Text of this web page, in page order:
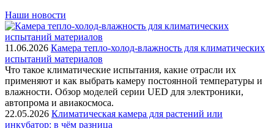
Наши новости
11.06.2026 Камера тепло-холод-влажность для климатических
испытаний материалов
Что такое климатические испытания, какие отрасли их
применяют и как выбрать камеру постоянной температуры и
влажности. Обзор моделей серии UED для электроники,
автопрома и авиакосмоса.
22.05.2026 Климатическая камера для растений или
инкубатор: в чём разница